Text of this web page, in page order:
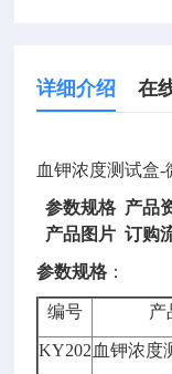
详细介绍 在
血钾浓度测试盒-
参数规格 产品
产品图片 订购
参数规格 ：
编号 产
KY202 血钾浓度